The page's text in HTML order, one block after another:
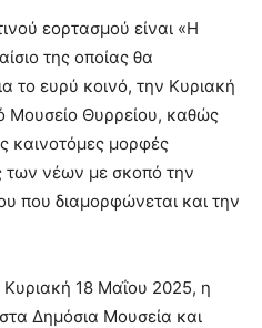
εορτασμού είναι «Η
της οποίας θα
το ευρύ κοινό, την Κυριακή
Μουσείο Θυρρείου, καθώς
καινοτόμες μορφές
των νέων με σκοπό την
που διαμορφώνεται και την
18 Μαΐου 2025, η
Δημόσια Μουσεία και